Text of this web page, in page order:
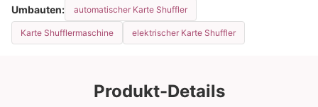
Umbauten: automatischer Karte Shuffler
Karte Shufflermaschine elektrischer Karte Shuffler
Produkt-Details